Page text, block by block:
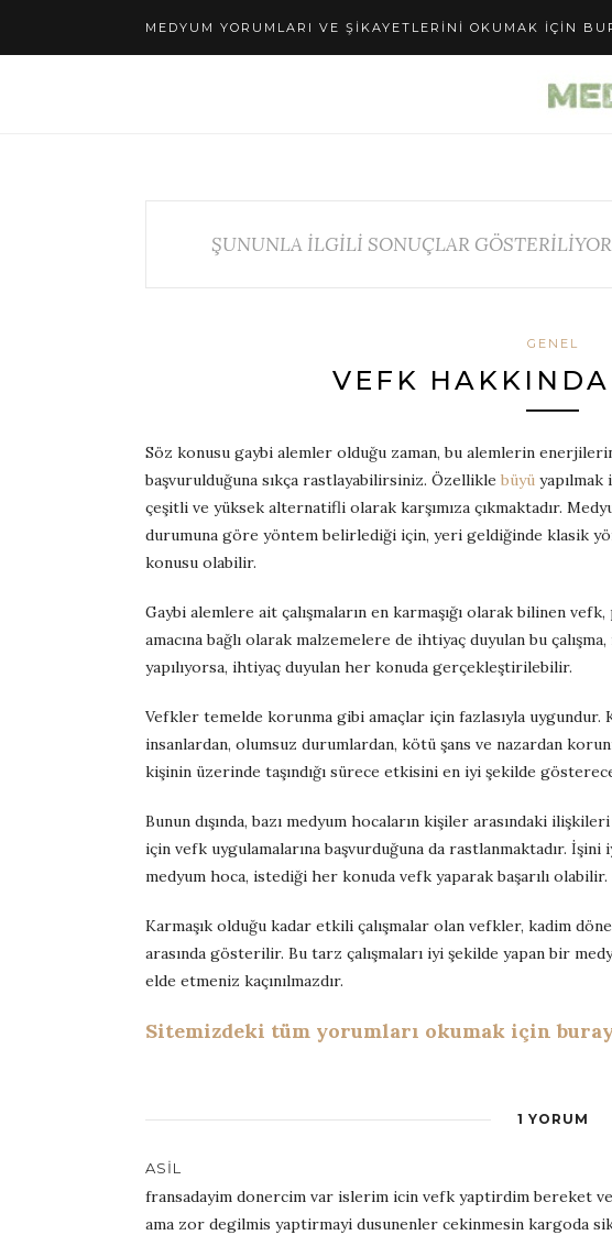
MEDYUM YORUMLARI VE ŞIKAYETLERINI OKUMAK IÇIN
ŞUNUNLA İLGİLİ SONUÇLAR
GENEL
VEFK
Söz konusu gaybi alemler olduğu zaman, bu alemlerin
başvurulduğuna sıkça rastlayabilirsiniz. Özellikle büyü yapılmak
çeşitli ve yüksek alternatifli olarak karşımıza çıkmaktadır.
durumuna göre yöntem belirlediği için, yeri geldiğinde klasik
konusu olabilir.
Gaybi alemlere ait çalışmaların en karmaşığı olarak bilinen
amacına bağlı olarak malzemelere de ihtiyaç duyulan bu
yapılıyorsa, ihtiyaç duyulan her konuda gerçekleştirilebilir.
Vefkler temelde korunma gibi amaçlar için fazlasıyla
insanlardan, olumsuz durumlardan, kötü şans ve nazardan
kişinin üzerinde taşındığı sürece etkisini en iyi şekilde
Bunun dışında, bazı medyum hocaların kişiler arasındaki
için vefk uygulamalarına başvurduğuna da rastlanmaktadır.
medyum hoca, istediği her konuda vefk yaparak başarılı olabilir.
Karmaşık olduğu kadar etkili çalışmalar olan vefkler, kadim
arasında gösterilir. Bu tarz çalışmaları iyi şekilde yapan bir
elde etmeniz kaçınılmazdır.
Sitemizdeki tüm yorumları okumak için
1 YORUM
ASIL
fransadayim donercim var islerim icin vefk yaptirdim bereket
ama zor degilmis yaptirmayi dusunenler cekinmesin kargoda